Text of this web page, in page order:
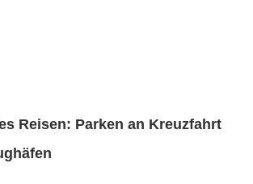
Reisen: Parken an Kreuzfahrt